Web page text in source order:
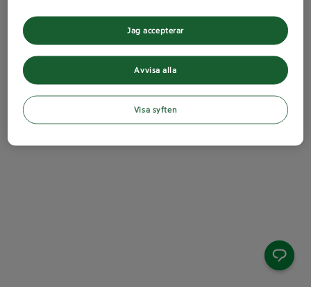
Avvisa alla
Jag accepterar
Visa syften